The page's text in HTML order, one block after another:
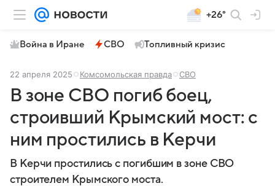
+26°
Война в Иране СВО Топливный кризис
22 апреля 2025 Комсомольская правда СВО
В зоне СВО погиб боец,
строивший Крымский мост: с
ним простились в Керчи
В Керчи простились с погибшим в зоне СВО
строителем Крымского моста.